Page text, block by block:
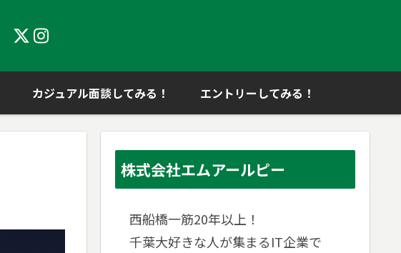
カジュアル面談してみる！ エントリーしてみる！
株式会社エムアールピー
西船橋一筋20年以上！
千葉大好きな人が集まるIT企業で